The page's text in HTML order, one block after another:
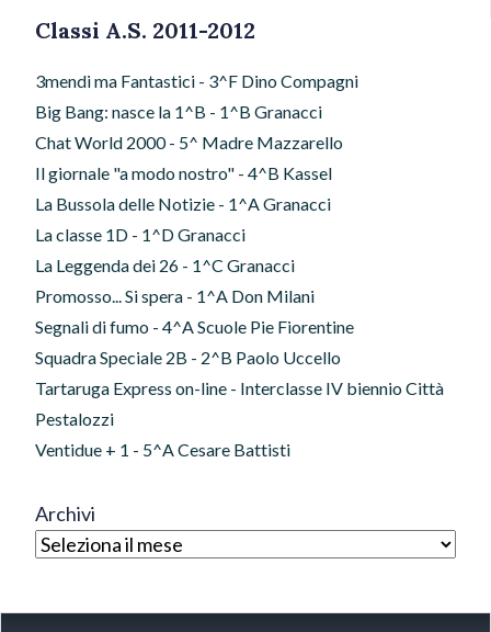
Classi A.S. 2011-2012
3mendi ma Fantastici - 3^F Dino Compagni
Big Bang: nasce la 1^B - 1^B Granacci
Chat World 2000 - 5^ Madre Mazzarello
Il giornale "a modo nostro" - 4^B Kassel
La Bussola delle Notizie - 1^A Granacci
La classe 1D - 1^D Granacci
La Leggenda dei 26 - 1^C Granacci
Promosso... Si spera - 1^A Don Milani
Segnali di fumo - 4^A Scuole Pie Fiorentine
Squadra Speciale 2B - 2^B Paolo Uccello
Tartaruga Express on-line - Interclasse IV biennio Città
Pestalozzi
Ventidue + 1 - 5^A Cesare Battisti
Archivi